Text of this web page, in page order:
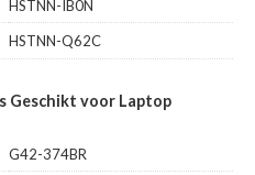
HSTNN-IB0N
HSTNN-Q62C
Geschikt voor Laptop
G42-374BR